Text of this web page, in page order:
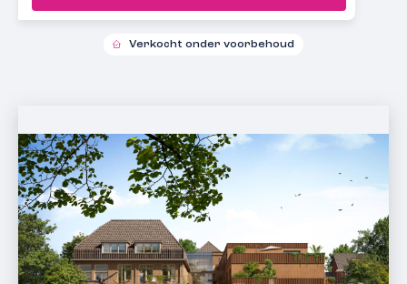
Verkocht onder voorbehoud